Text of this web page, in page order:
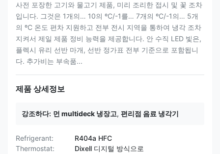
사전 포장한 고기와 물고기 제품, 미리 조리한 접시 및 꽃 조차
입니다. 그것은 1개의… 10의 ºC/-1를… 7개의 ºC/-1의… 5개
의 ºC 온도 편차 지원하고 전부 전시 지역을 통하여 냉각 조차
지켜서 제일 제품 정비 능력을 제공합니다. 안 수직 LED 빛은,
플렉시 유리 선반 마개, 선반 정가표 전부 기준으로 포함됩니
다. 추가비는 부속품...
제품 상세정보
강조하다: 먼 multideck 냉장고, 편리점 음료 냉각기
Refrigerant:
R404a HFC
Thermostat:
Dixell 디지털 방식으로